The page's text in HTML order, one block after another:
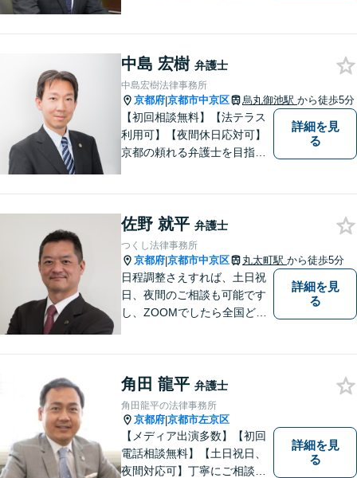
応可能。【法テラス利用可】
ご相談者様に寄り添って対
応。お悩みの方はお気軽にご
相談ください。
中島 宏樹 弁護士
中島宏樹法律事務所
京都府|京都市中京区 烏丸御池駅 から徒歩5分
【初回相談無料】【法テラス
利用可】【夜間休日応対可】
京都の頼れる弁護士を目指し
ます。
詳細を見
る
佐野 就平 弁護士
つくし法律事務所
京都府|京都市中京区 丸太町駅 から徒歩5分
日程調整さえすれば、土日祝
日、夜間のご相談も可能です
し、ZOOMでしたら全国どこ
介できます。
詳細を見
る
角田 龍平 弁護士
角田龍平の法律事務所
京都府|京都市左京区
【メディア出演多数】【初回
電話相談無料】【土日祝日、
夜間対応可】丁寧にご相談を
詳細を見
る